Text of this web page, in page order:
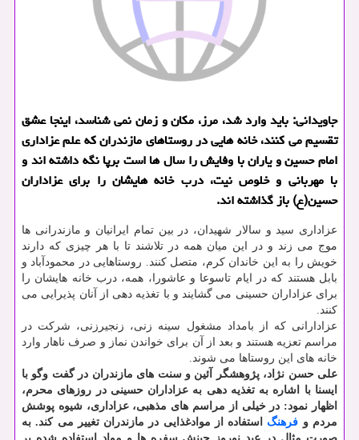
جاویدانی: باید وارد شد، مرز، مكان و زمان نمی شناسد، اینجا عشق
تقسیم می كنند، خانه هایی در روستاهای مازندران كه علم عزاداری
امام حسین و یاران با وفایش را سال ها است برپا نگه داشته اند و
با مهربانی و خلوص نیت، درب خانه هایشان را برای عزاداران
حسین(ع) باز گذاشته اند.
عزاداری سید و سالار شهیدان، در بین تمام ایرانیان و مازندرانی ها
موج می زند و در این میان همه در تلاشند تا با هر چیزی كه دارند
خویش را به این خاندان كرم، متصل كنند. روستاهایی در محمودآباد و
بابل هستند كه در ایام تاسوعا و عاشورا، همه، درب خانه هایشان را
برای عزاداران حسینی می گشایند و با تغذیه دهی از آنان پذیرایی می
كنند.
عزادارانی كه از بامداد مشغول سینه زنی، زنجیرزنی، شركت در
مراسم تعزیه هستند و بعد از آن برای خواندن نماز و صرف ناهار وارد
خانه های این روستاها می شوند.
علی حسن نژاد، پژوهشگر آئین و سنت های مازندران در گفت وگو با
ایسنا با اشاره به تغذیه دهی به عزاداران حسینی در روزهای محرم،
اظهار نمود: در خیلی از مراسم های مذهبی، عزاداری، شیوه پوشش
مردم و فرهنگ استفاده از موادغذایی در مازندران تغییر می كند. به
صورت مثال در عید نوروز چینش سفره ها و مواد استفاده شده بر